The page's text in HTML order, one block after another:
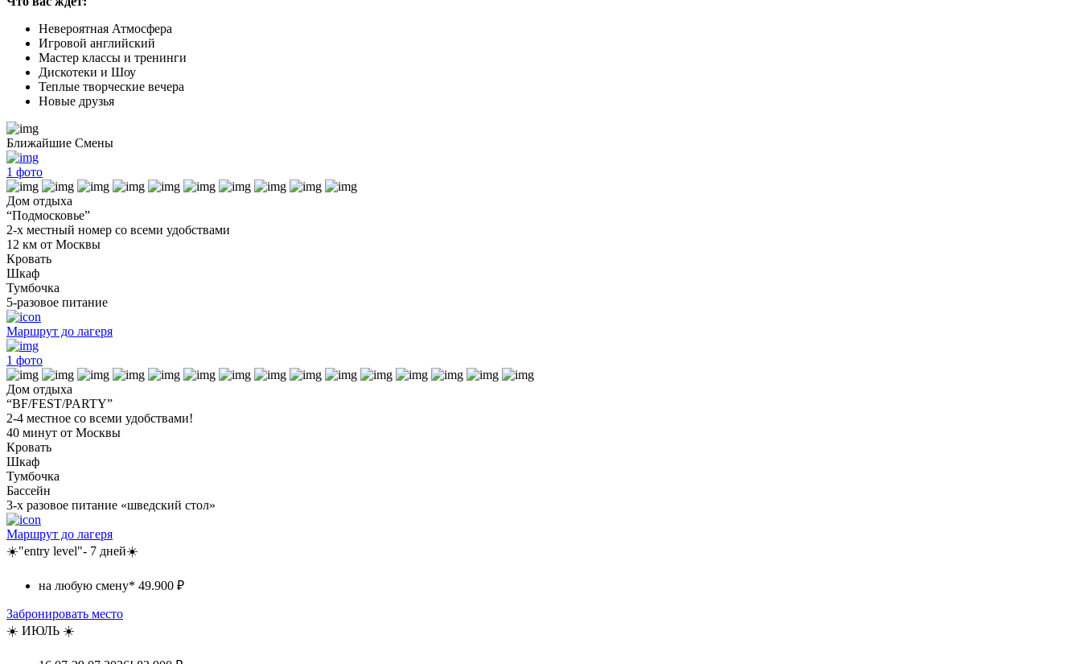
Невероятная Атмосфера
Игровой английский
Мастер классы и тренинги
Дискотеки и Шоу
Теплые творческие вечера
Новые друзья
Ближайшие Смены
1 фото
Дом отдыха
“Подмосковье”
2-х местный номер со всеми удобствами
12 км от Москвы
Кровать
Шкаф
Тумбочка
5-разовое питание
Маршрут до лагеря
1 фото
Дом отдыха
“BF/FEST/PARTY”
2-4 местное со всеми удобствами!
40 минут от Москвы
Кровать
Шкаф
Тумбочка
Бассейн
3-х разовое питание «шведский стол»
Маршрут до лагеря
☀️"entry level"- 7 дней☀️
на любую смену* 49.900 ₽
Забронировать место
☀️ ИЮЛЬ ☀️